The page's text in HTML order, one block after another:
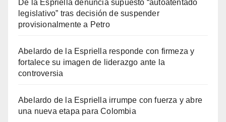
De la Espriella denuncia supuesto “autoatentado
legislativo” tras decisión de suspender
provisionalmente a Petro
Abelardo de la Espriella responde con firmeza y
fortalece su imagen de liderazgo ante la
controversia
Abelardo de la Espriella irrumpe con fuerza y abre
una nueva etapa para Colombia